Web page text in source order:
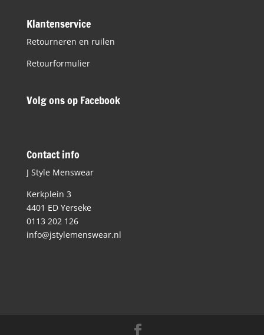
Klantenservice
Retourneren en ruilen
Retourformulier
Volg ons op Facebook
Contact info
J Style Menswear
Kerkplein 3
4401 ED Yerseke
0113 202 126
info@jstylemenswear.nl